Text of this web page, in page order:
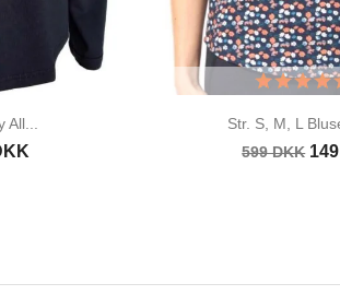
All...
Str. S, M, L
599 DKK